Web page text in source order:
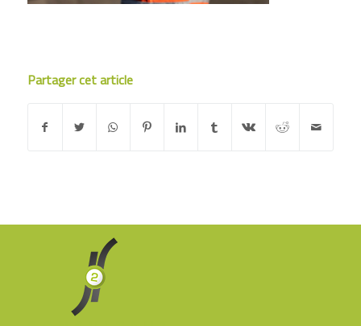
Partager cet article